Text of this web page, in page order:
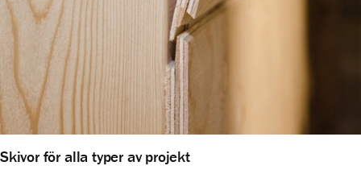
Skivor för alla typer av projekt